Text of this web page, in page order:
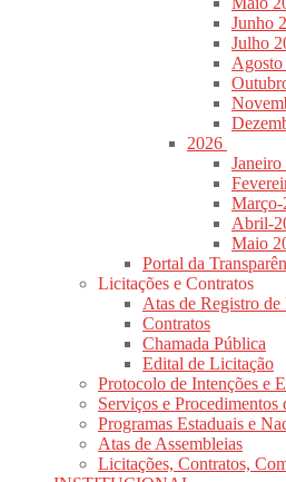
Junho
Julho
2026
Março-
Abril-
Maio
Portal da
Licitações e Contratos
Atas de Registro de
Contratos
Chamada Pública
Edital de Licitação
Protocolo de Intenções e
Serviços e Procedimentos
Programas Estaduais e
Atas de Assembleias
Licitações, Contratos,